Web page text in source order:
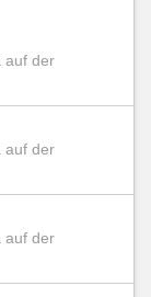
auf der
auf der
auf der